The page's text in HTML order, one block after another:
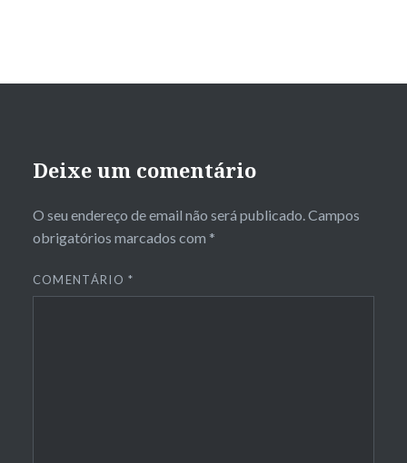
Deixe um comentário
O seu endereço de email não será publicado.Campos
obrigatórios marcados com *
COMENTÁRIO*